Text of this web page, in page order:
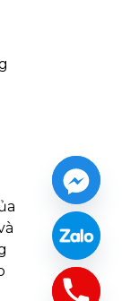
HOME
lông
cảm